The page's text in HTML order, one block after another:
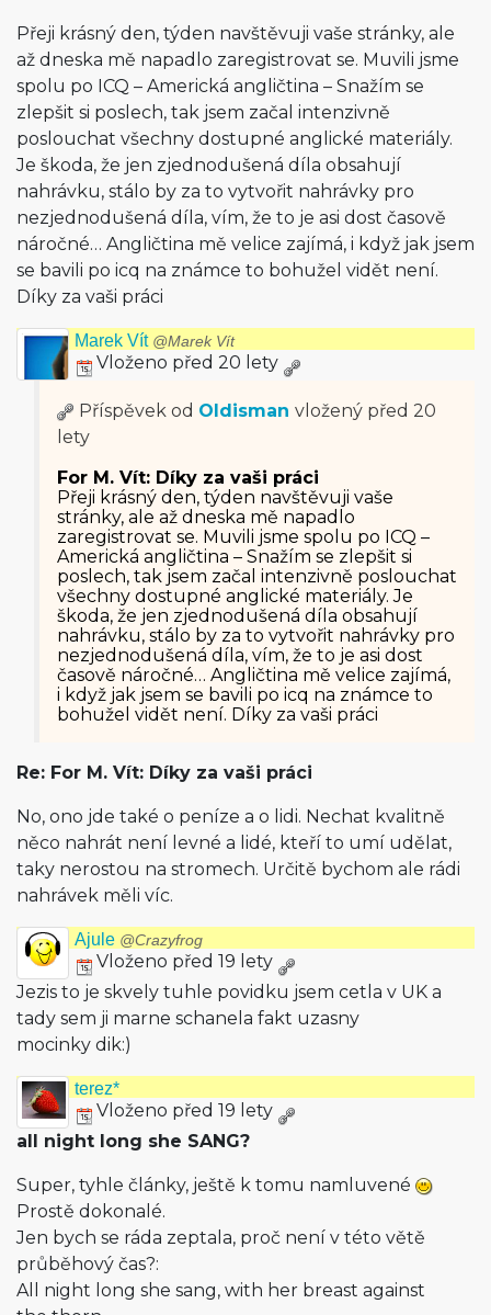
Přeji krásný den, týden navštěvuji vaše stránky, ale
až dneska mě napadlo zaregistrovat se. Muvili jsme
spolu po ICQ – Americká angličtina – Snažím se
zlepšit si poslech, tak jsem začal intenzivně
poslouchat všechny dostupné anglické materiály.
Je škoda, že jen zjednodušená díla obsahují
nahrávku, stálo by za to vytvořit nahrávky pro
nezjednodušená díla, vím, že to je asi dost časově
náročné… Angličtina mě velice zajímá, i když jak jsem
se bavili po icq na známce to bohužel vidět není.
Díky za vaši práci
Marek Vít @Marek Vít
Vloženo před 20 lety
Příspěvek od Oldisman vložený před 20
lety
For M. Vít: Díky za vaši práci
Přeji krásný den, týden navštěvuji vaše
stránky, ale až dneska mě napadlo
zaregistrovat se. Muvili jsme spolu po ICQ –
Americká angličtina – Snažím se zlepšit si
poslech, tak jsem začal intenzivně poslouchat
všechny dostupné anglické materiály. Je
škoda, že jen zjednodušená díla obsahují
nahrávku, stálo by za to vytvořit nahrávky pro
nezjednodušená díla, vím, že to je asi dost
časově náročné… Angličtina mě velice zajímá,
i když jak jsem se bavili po icq na známce to
bohužel vidět není. Díky za vaši práci
Re: For M. Vít: Díky za vaši práci
No, ono jde také o peníze a o lidi. Nechat kvalitně
něco nahrát není levné a lidé, kteří to umí udělat,
taky nerostou na stromech. Určitě bychom ale rádi
nahrávek měli víc.
Ajule @Crazyfrog
Vloženo před 19 lety
Jezis to je skvely tuhle povidku jsem cetla v UK a
tady sem ji marne schanela fakt uzasny
mocinky dik:)
terez*
Vloženo před 19 lety
all night long she SANG?
Super, tyhle články, ještě k tomu namluvené
Prostě dokonalé.
Jen bych se ráda zeptala, proč není v této větě
průběhový čas?:
All night long she sang, with her breast against